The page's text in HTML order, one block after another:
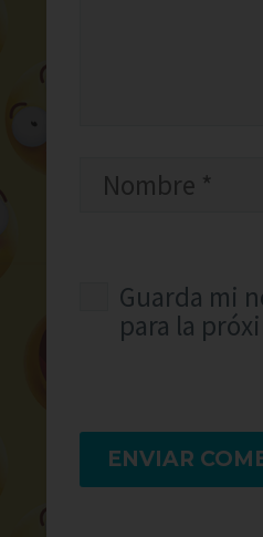
Guarda mi
para la
ENVIAR